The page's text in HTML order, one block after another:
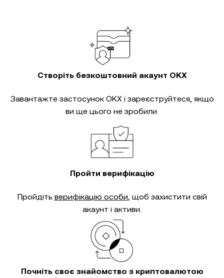
Створіть безкоштовний акаунт OKX
Завантажте застосунок OKX і зареєструйтеся, якщо
ви ще цього не зробили.
Пройти верифікацію
Пройдіть верифікацію особи, щоб захистити свій
акаунт і активи.
Почніть своє знайомство з криптовалютою